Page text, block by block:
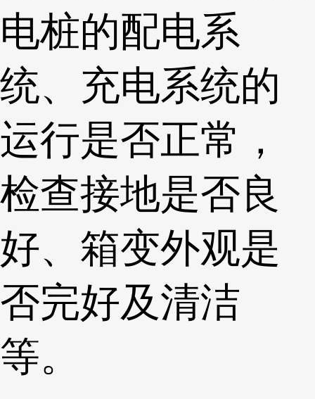
电桩的配电系
统、充电系统的
运行是否正常，
检查接地是否良
好、箱变外观是
否完好及清洁
等。